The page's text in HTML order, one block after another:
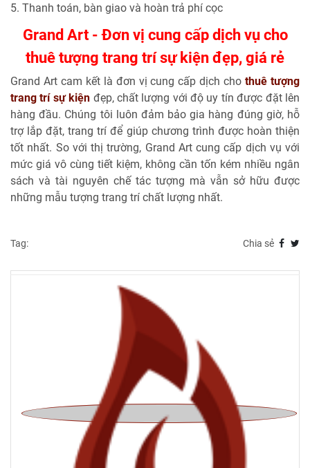
5. Thanh toán, bàn giao và hoàn trả phí cọc
Grand Art - Đơn vị cung cấp dịch vụ cho
thuê tượng trang trí sự kiện đẹp, giá rẻ
Grand Art cam kết là đơn vị cung cấp dịch chothuê tượng
trang trí sự kiện đẹp, chất lượng với độ uy tín được đặt lên
hàng đầu. Chúng tôi luôn đảm bảo gia hàng đúng giờ, hỗ
trợ lắp đặt, trang trí để giúp chương trình được hoàn thiện
tốt nhất. So với thị trường, Grand Art cung cấp dịch vụ với
mức giá vô cùng tiết kiệm, không cần tốn kém nhiều ngân
sách và tài nguyên chế tác tượng mà vẫn sở hữu được
những mẫu tượng trang trí chất lượng nhất.
Tag: Chia sẻ